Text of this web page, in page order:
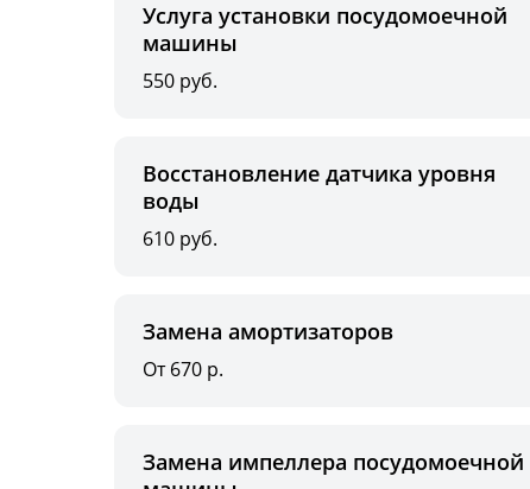
Услуга установки посудомоечной
машины
550 руб.
Восстановление датчика уровня
воды
610 руб.
Замена амортизаторов
От 670 р.
Замена импеллера посудомоечной